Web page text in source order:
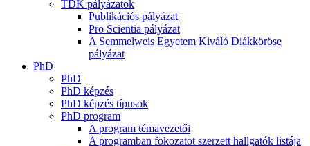
TDK pályázatok
Publikációs pályázat
Pro Scientia pályázat
A Semmelweis Egyetem Kiváló Diákköröse
pályázat
PhD
PhD
PhD képzés
PhD képzés típusok
PhD program
A program témavezetői
A programban fokozatot szerzett hallgatók listája